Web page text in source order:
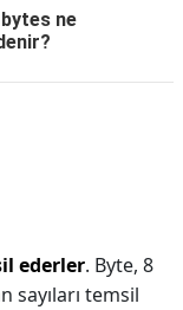
ne
ederler. Byte, 8
sayıları temsil